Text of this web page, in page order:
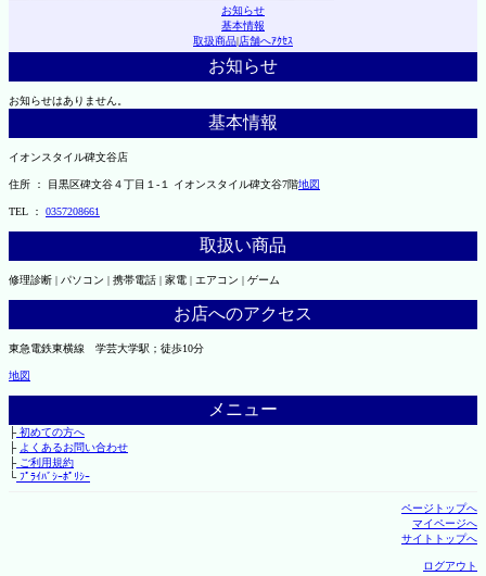
お知らせ
基本情報
取扱商品|店舗へｱｸｾｽ
お知らせ
お知らせはありません。
基本情報
イオンスタイル碑文谷店
住所 ： 目黒区碑文谷４丁目１-１ イオンスタイル碑文谷7階地図
TEL ： 0357208661
取扱い商品
修理診断 | パソコン | 携帯電話 | 家電 | エアコン | ゲーム
お店へのアクセス
東急電鉄東横線 学芸大学駅；徒歩10分
地図
メニュー
├初めての方へ
├ よくあるお問い合わせ
├ご利用規約
└ﾌﾟﾗｲﾊﾞｼｰﾎﾟﾘｼｰ
ページトップへ
マイページへ
サイトトップへ
ログアウト